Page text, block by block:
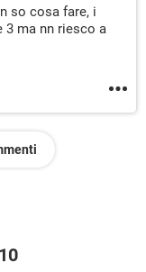
so cosa fare, i
ma nn riesco a